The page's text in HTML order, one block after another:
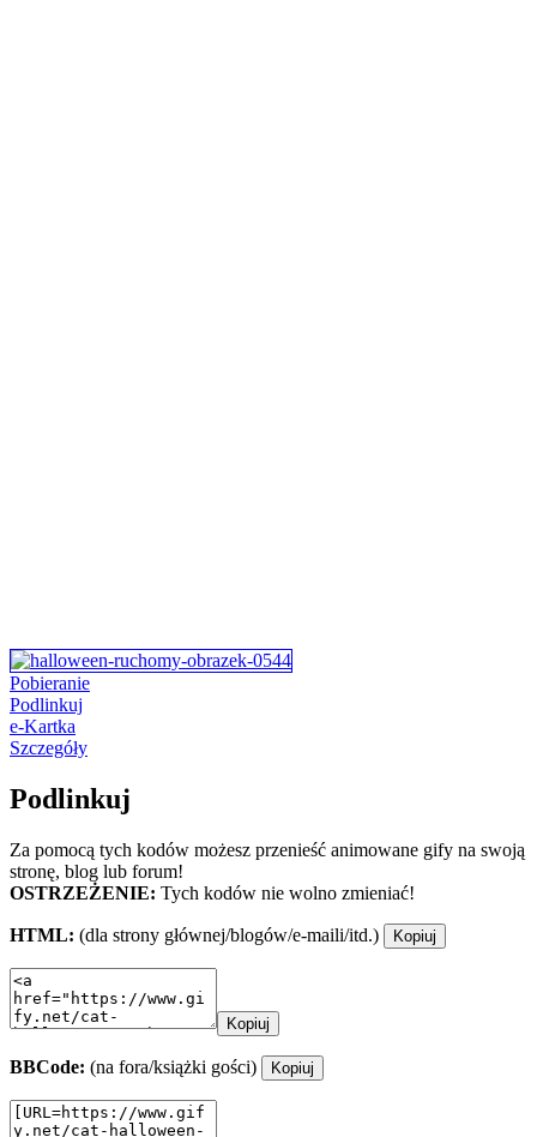
Pobieranie
Podlinkuj
e-Kartka
Szczegóły
Podlinkuj
Za pomocą tych kodów możesz przenieść animowane gify na swoją
stronę, blog lub forum!
OSTRZEŻENIE: Tych kodów nie wolno zmieniać!
HTML: (dla strony głównej/blogów/e-maili/itd.) Kopiuj
Kopiuj
BBCode: (na fora/książki gości) Kopiuj